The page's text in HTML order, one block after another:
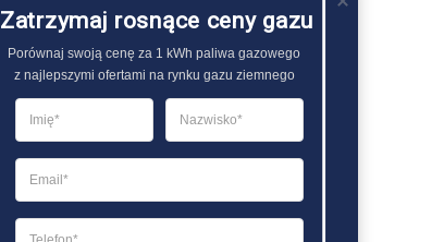
Zatrzymaj rosnące ceny gazu
Porównaj swoją cenę za 1 kWh paliwa gazowego
z najlepszymi ofertami na rynku gazu ziemnego